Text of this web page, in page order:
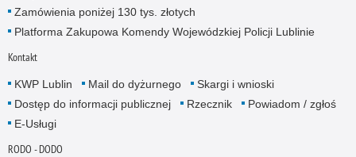
Zamówienia poniżej 130 tys. złotych
Platforma Zakupowa Komendy Wojewódzkiej Policji Lublinie
Kontakt
KWP Lublin Mail do dyżurnego
Skargi i wnioski
Dostęp do informacji publicznej
Rzecznik
Powiadom / zgłoś
E-Usługi
RODO - DODO